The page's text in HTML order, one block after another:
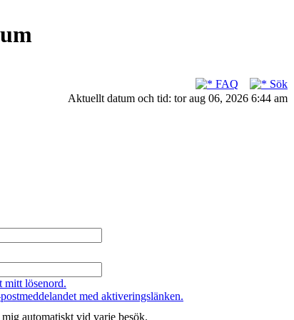
FAQ
Sök
Aktuellt datum och tid: tor aug 06, 2026 6:44 am
mitt lösenord.
med aktiveringslänken.
automatiskt vid varje besök.